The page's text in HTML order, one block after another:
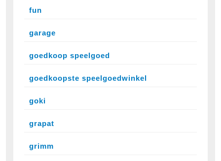
fun
garage
goedkoop speelgoed
goedkoopste speelgoedwinkel
goki
grapat
grimm